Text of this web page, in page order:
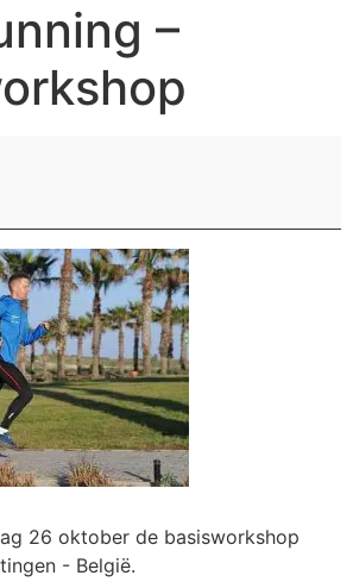
–
26 oktober de basisworkshop
- België.